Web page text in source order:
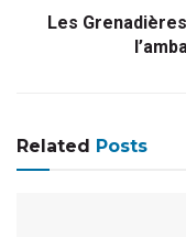
Les
Related Posts